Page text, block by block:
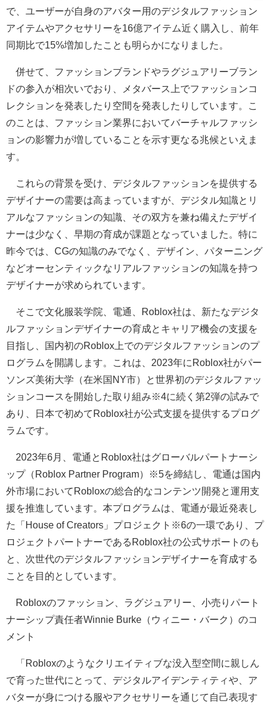
で、ユーザーが自身のアバター用のデジタルファッション
アイテムやアクセサリーを16億アイテム近く購入し、前年
同期比で15%増加したことも明らかになりました。
併せて、ファッションブランドやラグジュアリーブラン
ドの参入が相次いでおり、メタバース上でファッションコ
レクションを発表したり空間を発表したりしています。こ
のことは、ファッション業界においてバーチャルファッシ
ョンの影響力が増していることを示す更なる兆候といえま
す。
これらの背景を受け、デジタルファッションを提供する
デザイナーの需要は高まっていますが、デジタル知識とリ
アルなファッションの知識、その双方を兼ね備えたデザイ
ナーは少なく、早期の育成が課題となっていました。特に
昨今では、CGの知識のみでなく、デザイン、パターニング
などオーセンティックなリアルファッションの知識を持つ
デザイナーが求められています。
そこで文化服装学院、電通、Roblox社は、新たなデジタ
ルファッションデザイナーの育成とキャリア機会の支援を
目指し、国内初のRoblox上でのデジタルファッションのプ
ログラムを開講します。これは、2023年にRoblox社がパー
ソンズ美術大学（在米国NY市）と世界初のデジタルファッ
ションコースを開始した取り組み※4に続く第2弾の試みで
あり、日本で初めてRoblox社が公式支援を提供するプログ
ラムです。
2023年6月、電通とRoblox社はグローバルパートナーシ
ップ（Roblox Partner Program）※5を締結し、電通は国内
外市場においてRobloxの総合的なコンテンツ開発と運用支
援を推進しています。本プログラムは、電通が最近発表し
た「House of Creators」プロジェクト※6の一環であり、プ
ロジェクトパートナーであるRoblox社の公式サポートのも
と、次世代のデジタルファッションデザイナーを育成する
ことを目的としています。
Robloxのファッション、ラグジュアリー、小売りパート
ナーシップ責任者Winnie Burke（ウィニー・バーク）のコ
メント
「Robloxのようなクリエイティブな没入型空間に親しん
で育った世代にとって、デジタルアイデンティティや、ア
バターが身につける服やアクセサリーを通じて自己表現す